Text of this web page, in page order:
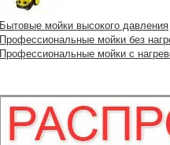
Бытовые мойки высокого давления
Профессиональные мойки без
Профессиональные мойки с